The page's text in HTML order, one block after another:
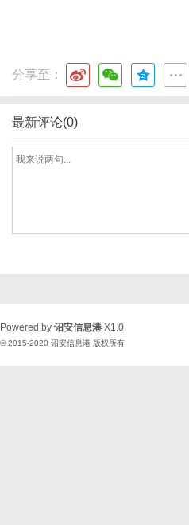
分享至：
最新评论(0)
Powered by 诏安信息港 X1.0
© 2015-2020 诏安信息港 版权所有